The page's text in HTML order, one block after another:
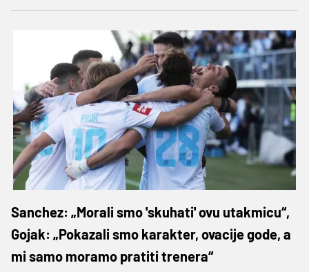
Sanchez: „Morali smo 'skuhati' ovu utakmicu“,
Gojak: „Pokazali smo karakter, ovacije gode, a
mi samo moramo pratiti trenera“